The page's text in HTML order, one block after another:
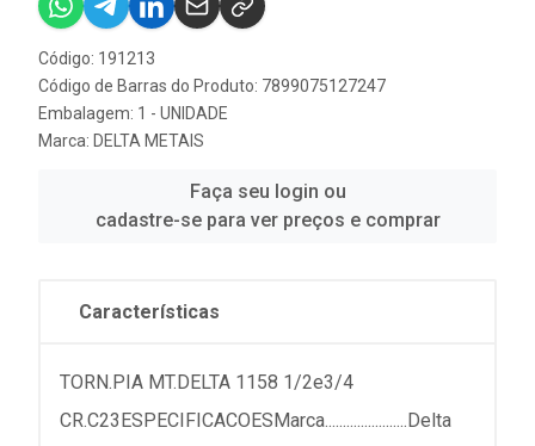
Código: 191213
Código de Barras do Produto: 7899075127247
Embalagem: 1 - UNIDADE
Marca: DELTA METAIS
Faça seu login ou
cadastre-se para ver preços e comprar
Características
TORN.PIA MT.DELTA 1158 1/2e3/4
CR.C23ESPECIFICACOESMarca.......................Delta